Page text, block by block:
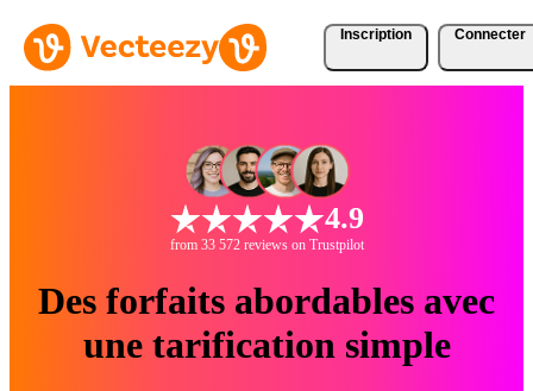
Inscription Connecter
4.9
from 33 572 reviews on Trustpilot
Des forfaits abordables avec
une tarification simple